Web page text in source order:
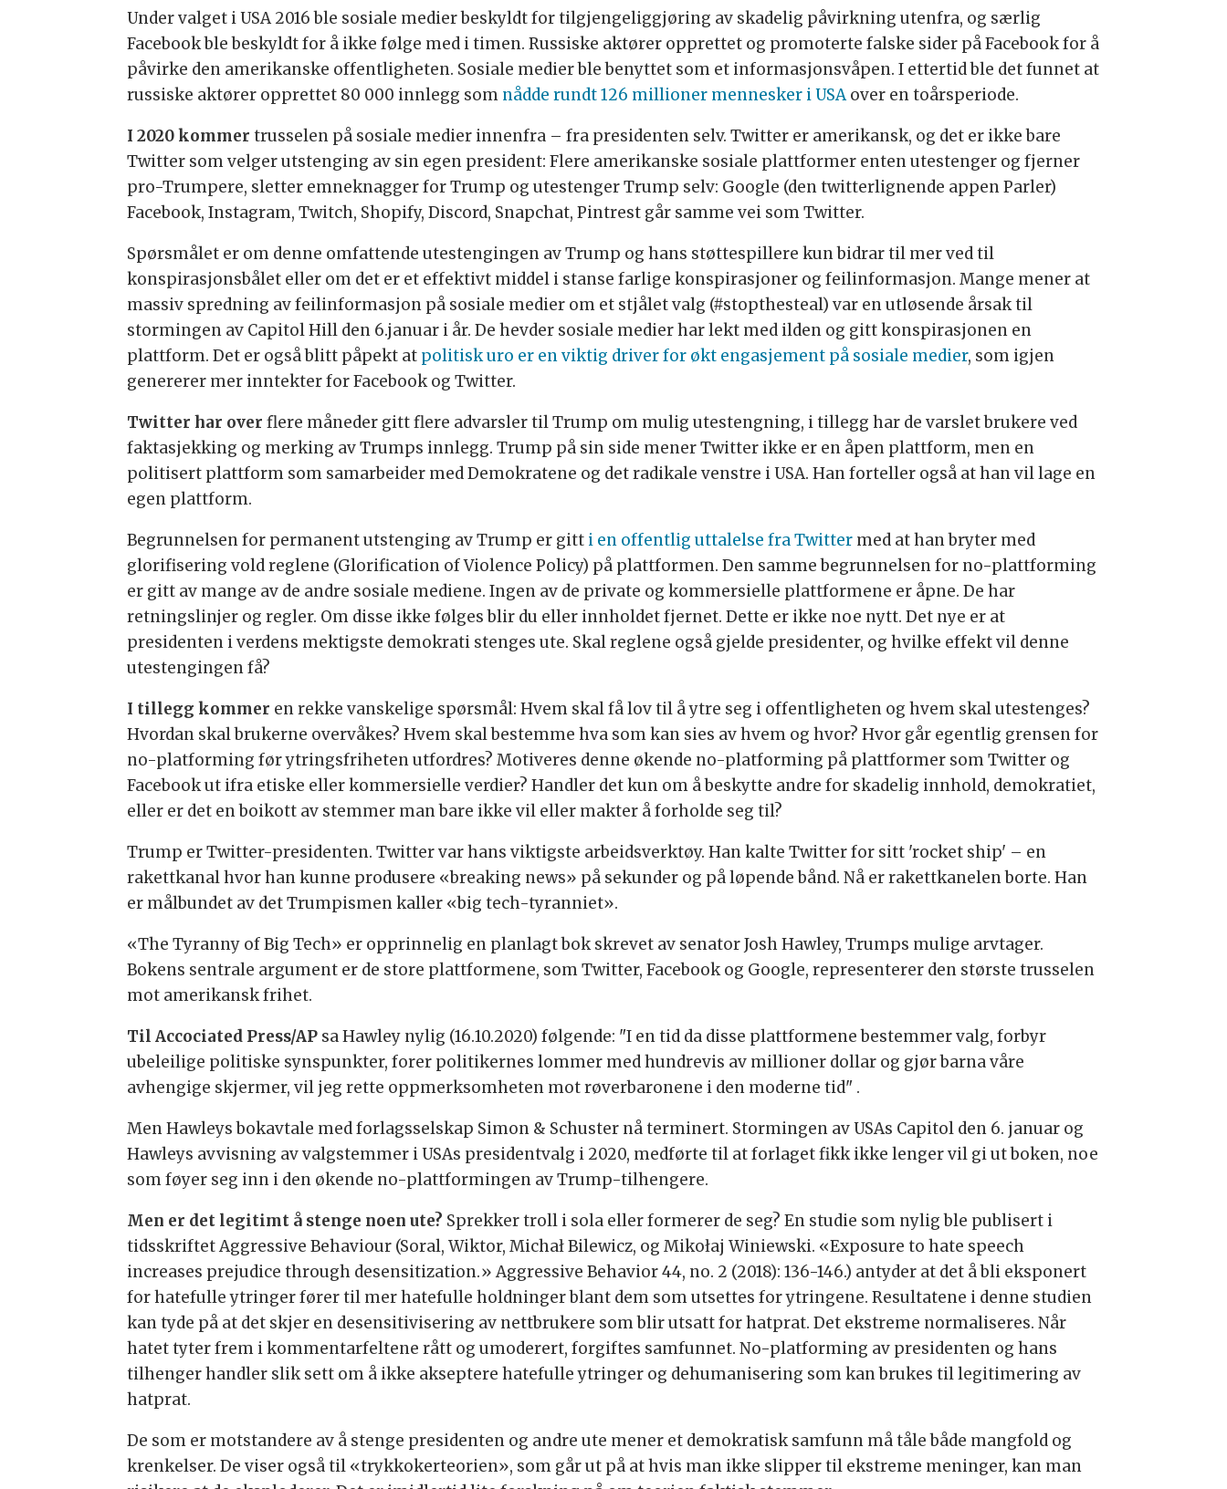
Under valget i USA 2016 ble sosiale medier beskyldt for tilgjengeliggjøring av skadelig påvirkning utenfra, og særlig
Facebook ble beskyldt for å ikke følge med i timen. Russiske aktører opprettet og promoterte falske sider på Facebook for å
påvirke den amerikanske offentligheten. Sosiale medier ble benyttet som et informasjonsvåpen. I ettertid ble det funnet at
russiske aktører opprettet 80 000 innlegg som nådde rundt 126 millioner mennesker i USAover en toårsperiode.
I 2020 kommertrusselen på sosiale medier innenfra – fra presidenten selv. Twitter er amerikansk, og det er ikke bare
Twitter som velger utstenging av sin egen president: Flere amerikanske sosiale plattformer enten utestenger og fjerner
pro-Trumpere, sletter emneknagger for Trump og utestenger Trump selv: Google (den twitterlignende appen Parler)
Facebook, Instagram, Twitch, Shopify, Discord, Snapchat, Pintrest går samme vei som Twitter.
Spørsmålet er om denne omfattende utestengingen av Trump og hans støttespillere kun bidrar til mer ved til
konspirasjonsbålet eller om det er et effektivt middel i stanse farlige konspirasjoner og feilinformasjon. Mange mener at
massiv spredning av feilinformasjon på sosiale medier om et stjålet valg (#stopthesteal) var en utløsende årsak til
stormingen av Capitol Hill den 6.januar i år. De hevder sosiale medier har lekt med ilden og gitt konspirasjonen en
plattform. Det er også blitt påpekt at politisk uro er en viktig driver for økt engasjement på sosiale medier, som igjen
genererer mer inntekter for Facebook og Twitter.
Twitter har over flere måneder gitt flere advarsler til Trump om mulig utestengning, i tillegg har de varslet brukere ved
faktasjekking og merking av Trumps innlegg. Trump på sin side mener Twitter ikke er en åpen plattform, men en
politisert plattform som samarbeider med Demokratene og det radikale venstre i USA. Han forteller også at han vil lage en
egen plattform.
Begrunnelsen for permanent utstenging av Trump er gitt i en offentlig uttalelse fra Twitter med at han bryter med
glorifisering vold reglene (Glorification of Violence Policy) på plattformen. Den samme begrunnelsen for no-plattforming
er gitt av mange av de andre sosiale mediene. Ingen av de private og kommersielle plattformene er åpne. De har
retningslinjer og regler. Om disse ikke følges blir du eller innholdet fjernet. Dette er ikke noe nytt. Det nye er at
presidenten i verdens mektigste demokrati stenges ute. Skal reglene også gjelde presidenter, og hvilke effekt vil denne
utestengingen få?
I tillegg kommer en rekke vanskelige spørsmål: Hvem skal få lov til å ytre seg i offentligheten og hvem skal utestenges?
Hvordan skal brukerne overvåkes? Hvem skal bestemme hva som kan sies av hvem og hvor? Hvor går egentlig grensen for
no-platforming før ytringsfriheten utfordres? Motiveres denne økende no-platforming på plattformer som Twitter og
Facebook ut ifra etiske eller kommersielle verdier? Handler det kun om å beskytte andre for skadelig innhold, demokratiet,
eller er det en boikott av stemmer man bare ikke vil eller makter å forholde seg til?
Trump er Twitter-presidenten. Twitter var hans viktigste arbeidsverktøy. Han kalte Twitter for sitt 'rocket ship' – en
rakettkanal hvor han kunne produsere «breaking news» på sekunder og på løpende bånd. Nå er rakettkanelen borte. Han
er målbundet av det Trumpismen kaller «big tech-tyranniet».
«The Tyranny of Big Tech» er opprinnelig en planlagt bok skrevet av senator Josh Hawley, Trumps mulige arvtager.
Bokens sentrale argument er de store plattformene, som Twitter, Facebook og Google, representerer den største trusselen
mot amerikansk frihet.
Til Accociated Press/AP sa Hawley nylig (16.10.2020) følgende: "I en tid da disse plattformene bestemmer valg, forbyr
ubeleilige politiske synspunkter, forer politikernes lommer med hundrevis av millioner dollar og gjør barna våre
avhengige skjermer, vil jeg rette oppmerksomheten mot røverbaronene i den moderne tid" .
Men Hawleys bokavtale med forlagsselskap Simon & Schuster nå terminert. Stormingen av USAs Capitol den 6. januar og
Hawleys avvisning av valgstemmer i USAs presidentvalg i 2020, medførte til at forlaget fikk ikke lenger vil gi ut boken, noe
som føyer seg inn i den økende no-plattformingen av Trump-tilhengere.
Men er det legitimt å stenge noen ute? Sprekker troll i sola eller formerer de seg? En studie som nylig ble publisert i
tidsskriftet Aggressive Behaviour (Soral, Wiktor, Michał Bilewicz, og Mikołaj Winiewski. «Exposure to hate speech
increases prejudice through desensitization.» Aggressive Behavior 44, no. 2 (2018): 136-146.) antyder at det å bli eksponert
for hatefulle ytringer fører til mer hatefulle holdninger blant dem som utsettes for ytringene. Resultatene i denne studien
kan tyde på at det skjer en desensitivisering av nettbrukere som blir utsatt for hatprat. Det ekstreme normaliseres. Når
hatet tyter frem i kommentarfeltene rått og umoderert, forgiftes samfunnet. No-platforming av presidenten og hans
tilhenger handler slik sett om å ikke akseptere hatefulle ytringer og dehumanisering som kan brukes til legitimering av
hatprat.
De som er motstandere av å stenge presidenten og andre ute mener et demokratisk samfunn må tåle både mangfold og
krenkelser. De viser også til «trykkokerteorien», som går ut på at hvis man ikke slipper til ekstreme meninger, kan man